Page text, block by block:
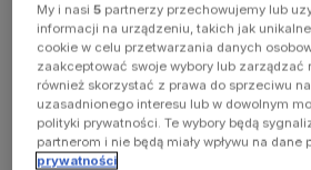
occurred
(see the
browser
My i nasi5 partnerzy przechowujemy lub
informacji na urządzeniu, takich jak
cookie w celu przetwarzania danych
zaakceptować swoje wybory lub zarządzać
również skorzystać z prawa do sprzeciwu
uzasadnionego interesu lub w dowolnym
polityki prywatności. Te wybory będą
partnerom i nie będą miały wpływu na dane
prywatności